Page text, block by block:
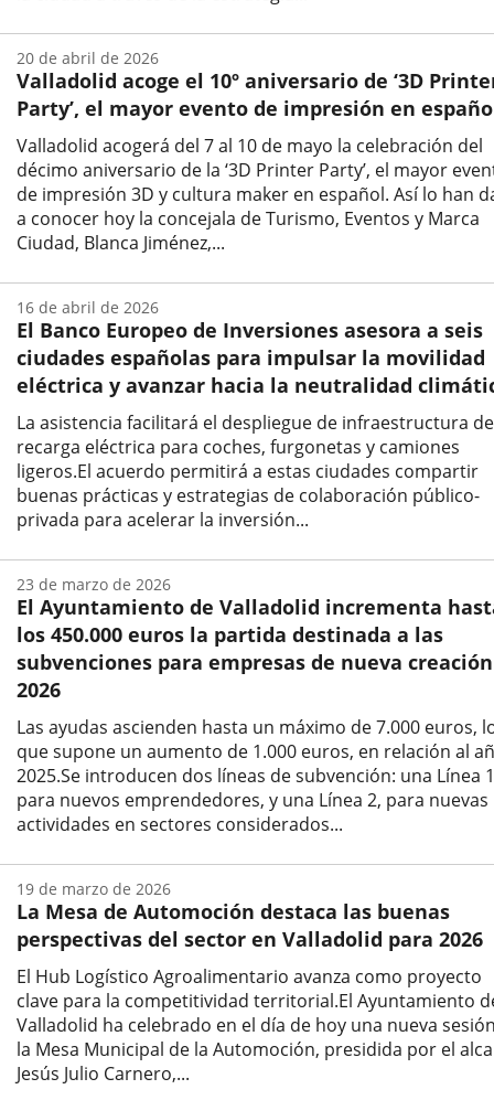
la
noticia
Valladolid acoge el 10º aniversario de ‘3D
Party’, el mayor evento de impresión en
Valladolid acogerá del 7 al 10 de mayo la celebración del
décimo aniversario de la ‘3D Printer Party’, el mayor
de impresión 3D y cultura maker en español. Así lo han
a conocer hoy la concejala de Turismo, Eventos y Marca
Ciudad, Blanca Jiménez,...
la
noticia
20 de abril de 2026
El Banco Europeo de Inversiones asesora a seis
ciudades españolas para impulsar la movilidad
eléctrica y avanzar hacia la neutralidad
La asistencia facilitará el despliegue de infraestructura de
recarga eléctrica para coches, furgonetas y camiones
ligeros.El acuerdo permitirá a estas ciudades compartir
buenas prácticas y estrategias de colaboración público-
privada para acelerar la inversión...
la
noticia
16 de abril de 2026
El Ayuntamiento de Valladolid incrementa
los 450.000 euros la partida destinada a las
subvenciones para empresas de nueva creación
2026
Las ayudas ascienden hasta un máximo de 7.000 euros,
que supone un aumento de 1.000 euros, en relación al
2025.Se introducen dos líneas de subvención: una Línea
para nuevos emprendedores, y una Línea 2, para nuevas
actividades en sectores considerados...
la
noticia
23 de marzo de 2026
La Mesa de Automoción destaca las buenas
perspectivas del sector en Valladolid para 2026
El Hub Logístico Agroalimentario avanza como proyecto
clave para la competitividad territorial.El Ayuntamiento
Valladolid ha celebrado en el día de hoy una nueva
la Mesa Municipal de la Automoción, presidida por el
Jesús Julio Carnero,...
19 de marzo de 2026